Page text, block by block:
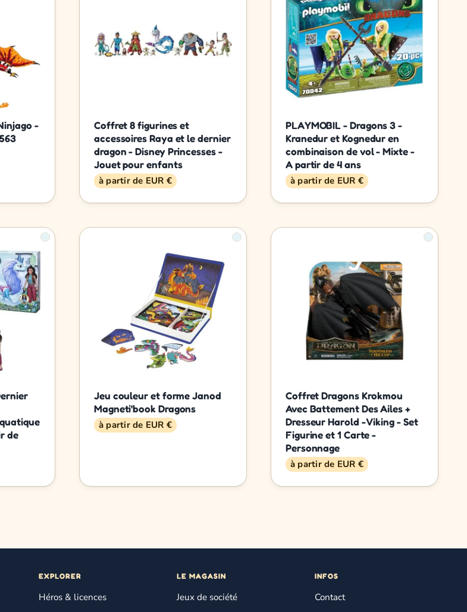
-
Coffret 8 figurines et
accessoires Raya et le dernier
dragon - Disney Princesses -
Jouet pour enfants
à partir de EUR €
PLAYMOBIL - Dragons 3 -
Kranedur et Kognedur en
combinaison de vol - Mixte -
A partir de 4 ans
à partir de EUR €
de
Jeu couleur et forme Janod
Magneti'book Dragons
à partir de EUR €
Coffret Dragons Krokmou
Avec Battement Des Ailes +
Dresseur Harold - Viking - Set
Figurine et 1 Carte -
Personnage
à partir de EUR €
EXPLORER
Héros & licences
LE MAGASIN
Jeux de société
INFOS
Contact